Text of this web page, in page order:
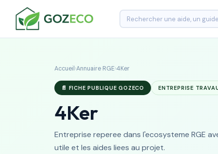
Accueil ›Annuaire RGE›4Ker
📄 FICHE PUBLIQUE GOZECO ENTREPRISE
4Ker
Entreprise reperee dans l'ecosysteme RGE
utile et les aides liees au projet.